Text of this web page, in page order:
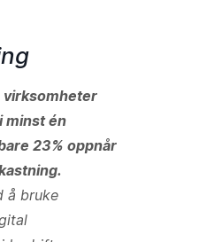
virksomheter
minst én
23% oppnår
å bruke